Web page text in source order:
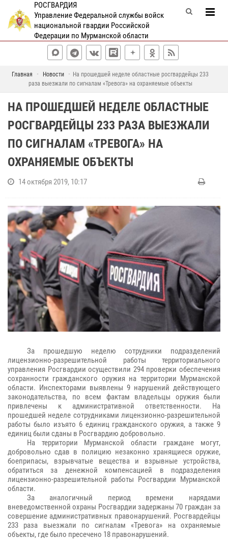
РОСГВАРДИЯ
Управление Федеральной службы войск
национальной гвардии Российской
Федерации по Мурманской области
Главная Новости
На прошедшей неделе областные росгвардейцы 233
раза выезжали по сигналам «Тревога» на охраняемые объекты
НА ПРОШЕДШЕЙ НЕДЕЛЕ ОБЛАСТНЫЕ
РОСГВАРДЕЙЦЫ 233 РАЗА ВЫЕЗЖАЛИ
ПО СИГНАЛАМ «ТРЕВОГА» НА
ОХРАНЯЕМЫЕ ОБЪЕКТЫ
14 октября 2019, 10:17
За прошедшую неделю сотрудники подразделений
лицензионно-разрешительной работы территориального
управления Росгвардии осуществили 294 проверки обеспечения
сохранности гражданского оружия на территории Мурманской
области. Инспекторами выявлены 9 нарушений действующего
законодательства, по всем фактам владельцы оружия были
привлечены к административной ответственности. На
прошедшей неделе сотрудниками лицензионно-разрешительной
работы было изъято 6 единиц гражданского оружия, а также 9
единиц были сданы в Росгвардию добровольно.
На территории Мурманской области граждане могут,
добровольно сдав в полицию незаконно хранящиеся оружие,
боеприпасы, взрывчатые вещества и взрывные устройства,
обратиться за денежной компенсацией в подразделения
лицензионно-разрешительной работы Росгвардии Мурманской
области.
За аналогичный период времени нарядами
вневедомственной охраны Росгвардии задержаны 70 граждан за
совершение административных правонарушений. Росгвардейцы
233 раза выезжали по сигналам «Тревога» на охраняемые
объекты, где было пресечено 18 правонарушений.